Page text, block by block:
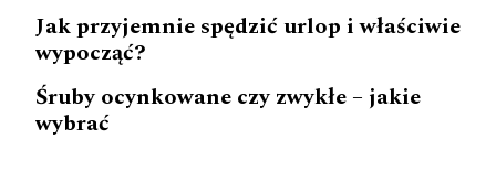
Jak przyjemnie spędzić urlop i właściwie
wypocząć?
Śruby ocynkowane czy zwykłe – jakie
wybrać